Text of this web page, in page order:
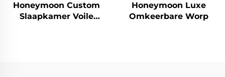
Honeymoon Custom
Slaapkamer Voile
Honeymoon Luxe
Omkeerbare Worp